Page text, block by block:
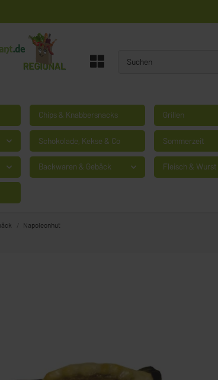
Chips & Knabbersnacks Grillen
Schokolade, Kekse & Co Sommerzeit
Backwaren & Gebäck Fleisch & Wurst
Napoleonhut